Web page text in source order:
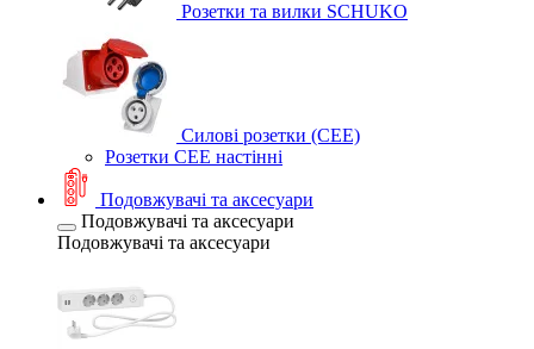
Розетки та вилки SCHUKO
Силові розетки (CEE)
Розетки CEE настінні
Подовжувачі та аксесуари
Подовжувачі та аксесуари
Подовжувачі та аксесуари